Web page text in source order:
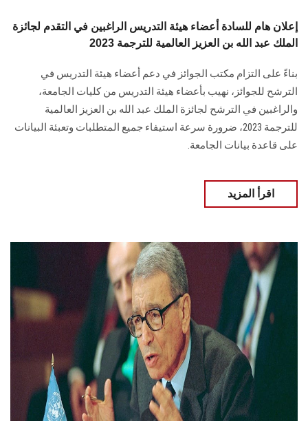
إعلان هام للسادة أعضاء هيئة التدريس الراغبين في التقدم لجائزة
الملك عبد الله بن العزيز العالمية للترجمة 2023
بناءً على التزام مكتب الجوائز في دعم أعضاء هيئة التدريس في
الترشح للجوائز، نهيب بأعضاء هيئة التدريس من كليات الجامعة،
والراغبين في الترشح لجائزة الملك عبد الله بن العزيز العالمية
للترجمة 2023، ضرورة سرعة استيفاء جميع المتطلبات وتعبئة البيانات
على قاعدة بيانات الجامعة.
اقرأ المزيد